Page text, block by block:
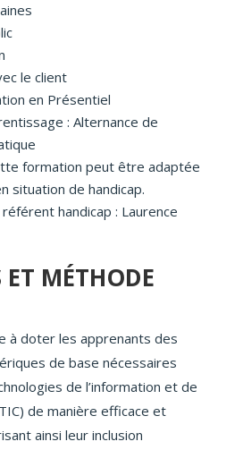
le client
en Présentiel
: Alternance de
formation peut être adaptée
situation de handicap.
handicap : Laurence
ET MÉTHODE
à doter les apprenants des
de base nécessaires
de l’information et de
de manière efficace et
ainsi leur inclusion